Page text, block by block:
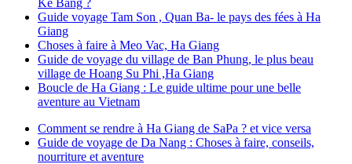
Guide voyage Tam Son , Quan Ba- le pays des fées à Ha
Giang
Choses à faire à Meo Vac, Ha Giang
Guide de voyage du village de Ban Phung, le plus beau
village de Hoang Su Phi ,Ha Giang
Boucle de Ha Giang : Le guide ultime pour une belle
aventure au Vietnam
Comment se rendre à Ha Giang de SaPa ? et vice versa
Guide de voyage de Da Nang : Choses à faire, conseils,
nourriture et aventure